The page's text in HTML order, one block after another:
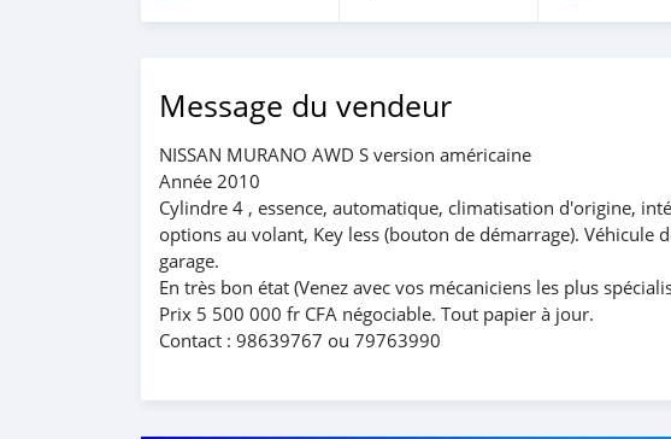
Message du vendeur
NISSAN MURANO AWD S version américaine
Année 2010
Cylindre 4 , essence, automatique, climatisation d'origine,
options au volant, Key less (bouton de démarrage). Véhicule
garage.
En très bon état (Venez avec vos mécaniciens les plus
Prix 5 500 000 fr CFA négociable. Tout papier à jour.
Contact : 98639767 ou 79763990